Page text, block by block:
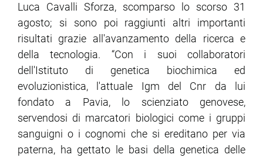
Luca Cavalli Sforza, scomparso lo scorso 31
agosto; si sono poi raggiunti altri importanti
risultati grazie all'avanzamento della ricerca e
della tecnologia. “Con i suoi collaboratori
dell'Istituto di genetica biochimica ed
evoluzionistica, l'attuale Igm del Cnr da lui
fondato a Pavia, lo scienziato genovese,
servendosi di marcatori biologici come i gruppi
sanguigni o i cognomi che si ereditano per via
paterna, ha gettato le basi della genetica delle